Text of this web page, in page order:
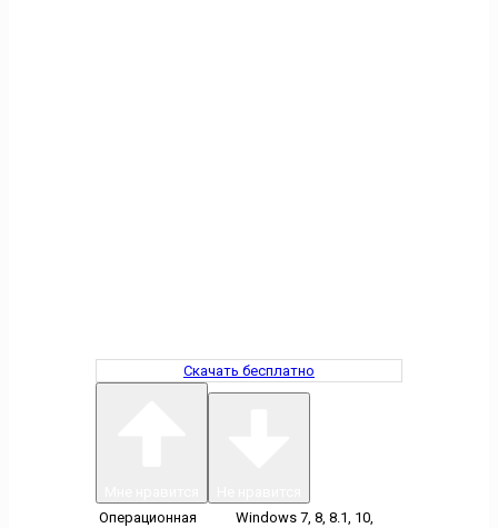
Скачать бесплатно
Операционная
Windows 7, 8, 8.1, 10,